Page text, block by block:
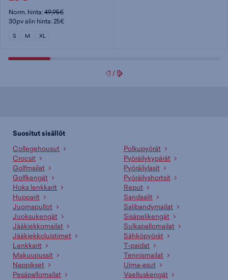
Norm. hinta:49,95€
30pv alin hinta: 25€
S M XL
1 /5
Suositut sisällöt
Collegehousut
Crocsit
Golfmailat
Golfkengät
Hoka lenkkarit
Hupparit
Juomapullot
Juoksukengät
Jääkiekkomailat
Jääkiekkoluistimet
Lenkkarit
Makuupussit
Nappikset
Pesäpallomailat
Polkupyörät
Pyöräilykypärät
Pyöräilylasit
Pyöräilyshortsit
Reput
Sandaalit
Salibandymailat
Sisäpelikengät
Sulkapallomailat
Sähköpyörät
T-paidat
Tennismailat
Uima-asut
Vaelluskengät